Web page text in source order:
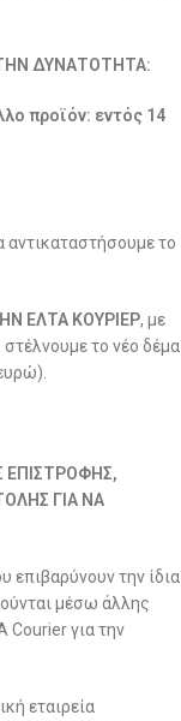
ΔΥΝΑΤΟΤΗΤΑ:
προϊόν: εντός 14
αντικαταστήσουμε το
ΕΛΤΑ ΚΟΥΡΙΕΡ, με
το νέο δέμα
ΕΠΙΣΤΡΟΦΗΣ,
ΓΙΑ ΝΑ
επιβαρύνουν την ίδια
μέσω άλλης
Courier για την
εταιρεία